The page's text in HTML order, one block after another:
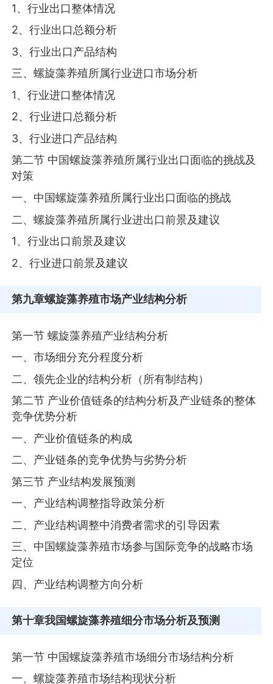
1、行业出口整体情况
2、行业出口总额分析
3、行业出口产品结构
三、螺旋藻养殖所属行业进口市场分析
1、行业进口整体情况
2、行业进口总额分析
3、行业进口产品结构
第二节 中国螺旋藻养殖所属行业出口面临的挑战及
对策
一、中国螺旋藻养殖所属行业出口面临的挑战
二、螺旋藻养殖所属行业进出口前景及建议
1、行业出口前景及建议
2、行业进口前景及建议
第九章螺旋藻养殖市场产业结构分析
第一节 螺旋藻养殖产业结构分析
一、市场细分充分程度分析
二、领先企业的结构分析（所有制结构）
第二节 产业价值链条的结构分析及产业链条的整体
竞争优势分析
一、产业价值链条的构成
二、产业链条的竞争优势与劣势分析
第三节 产业结构发展预测
一、产业结构调整指导政策分析
二、产业结构调整中消费者需求的引导因素
三、中国螺旋藻养殖市场参与国际竞争的战略市场
定位
四、产业结构调整方向分析
第十章我国螺旋藻养殖细分市场分析及预测
第一节 中国螺旋藻养殖市场细分市场结构分析
一、螺旋藻养殖市场结构现状分析